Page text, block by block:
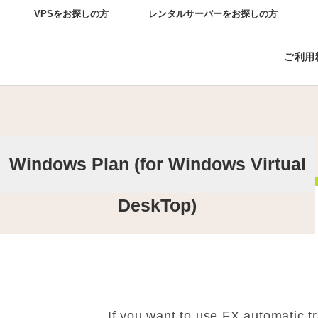
VPSをお探しの方 レンタルサーバーをお探しの方
ご利用
Windows Plan (for Windows Virtual
DeskTop)